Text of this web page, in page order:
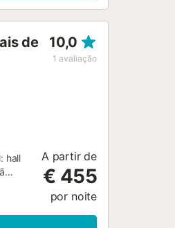
de
10,0
1 avaliação
hall
A partir de
€ 455
por noite